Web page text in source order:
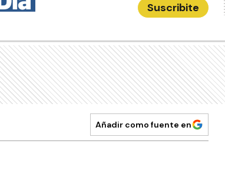
Suscribite
Añadir como fuente en